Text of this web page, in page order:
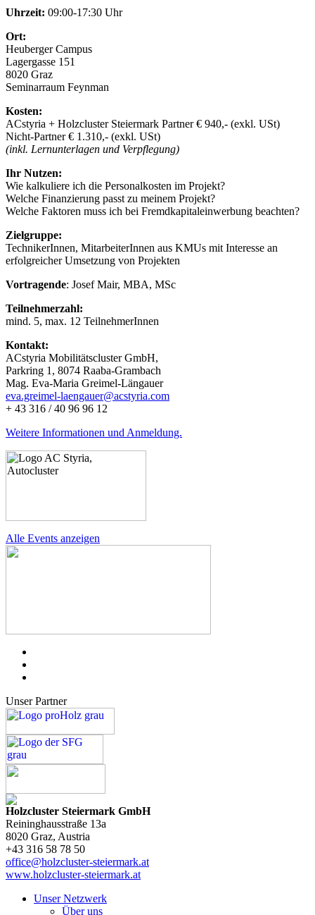
Uhrzeit: 09:00-17:30 Uhr
Ort:
Heuberger Campus
Lagergasse 151
8020 Graz
Seminarraum Feynman
Kosten:
ACstyria + Holzcluster Steiermark Partner € 940,- (exkl. USt)
Nicht-Partner € 1.310,- (exkl. USt)
(inkl. Lernunterlagen und Verpflegung)
Ihr Nutzen:
Wie kalkuliere ich die Personalkosten im Projekt?
Welche Finanzierung passt zu meinem Projekt?
Welche Faktoren muss ich bei Fremdkapitaleinwerbung beachten?
Zielgruppe:
TechnikerInnen, MitarbeiterInnen aus KMUs mit Interesse an
erfolgreicher Umsetzung von Projekten
Vortragende: Josef Mair, MBA, MSc
Teilnehmerzahl:
mind. 5, max. 12 TeilnehmerInnen
Kontakt:
ACstyria Mobilitätscluster GmbH,
Parkring 1, 8074 Raaba-Grambach
Mag. Eva-Maria Greimel-Längauer
eva.greimel-laengauer@acstyria.com
+ 43 316 / 40 96 96 12
Weitere Informationen und Anmeldung.
Alle Events anzeigen
Unser Partner
Holzcluster Steiermark GmbH
Reininghausstraße 13a
8020 Graz, Austria
+43 316 58 78 50
office@holzcluster-steiermark.at
www.holzcluster-steiermark.at
Unser Netzwerk
Über uns